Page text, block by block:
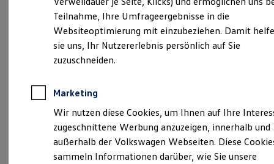
Professional Class bei Volkswagen
Großkunden
Behörden
Direktkunden
Sonderfahrzeuge
Anpfiff zum Gewinn
Elektroautos
ID. Tutorials
Elektrofahrzeugkonzepte
Reichweite
Reichweite der ID. Modelle
Reichweite im Winter
Säntisstr. 51 - 57, 12277 Berlin
Montag
Dienstag
Mittwoch
Donnerstag 07:30 17:00
Freitag
07:30-14:00 Uhr
Samstag
Geschlossen
Teilnahme, Ihre Umfrageergebnisse in die
Websiteoptimierung mit einzubeziehen. Damit
sie uns, Ihr Nutzererlebnis persönlich auf Sie
zuzuschneiden.
Marketing
Wir nutzen diese Cookies, um Ihnen auf Ihre
zugeschnittene Werbung anzuzeigen, innerhalb und
außerhalb der Volkswagen Webseiten. Diese
sammeln Informationen darüber, wie Sie unsere